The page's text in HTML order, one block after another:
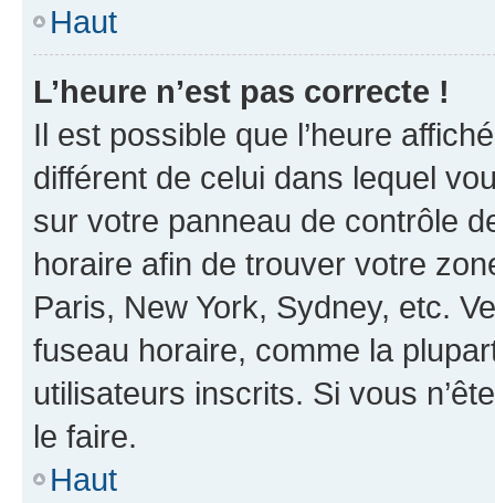
Haut
L’heure n’est pas correcte !
Il est possible que l’heure
différent de celui dans lequel
sur votre panneau de contrôle
horaire afin de trouver votre
Paris, New York, Sydney, etc.
fuseau horaire, comme la
utilisateurs inscrits. Si vous
le faire.
Haut